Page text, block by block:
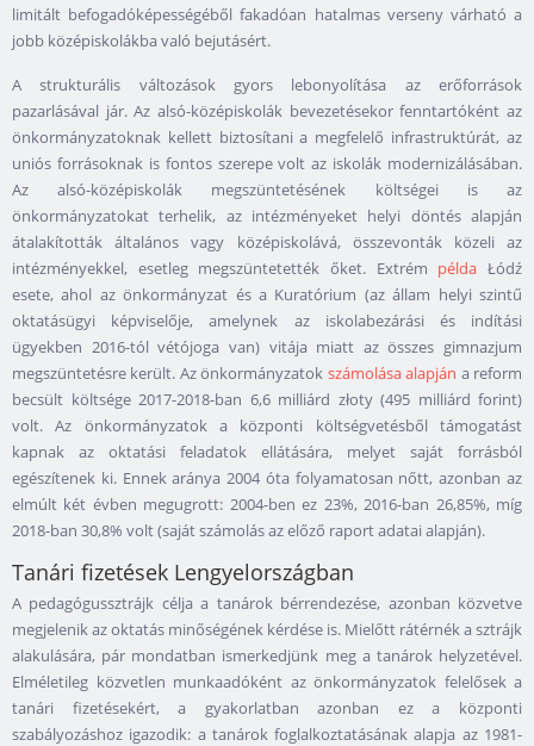
limitált befogadóképességéből fakadóan hatalmas verseny várható a
jobb középiskolákba való bejutásért.
A strukturális változások gyors lebonyolítása az erőforrások
pazarlásával jár. Az alsó-középiskolák bevezetésekor fenntartóként az
önkormányzatoknak kellett biztosítani a megfelelő infrastruktúrát, az
uniós forrásoknak is fontos szerepe volt az iskolák modernizálásában.
Az alsó-középiskolák megszüntetésének költségei is az
önkormányzatokat terhelik, az intézményeket helyi döntés alapján
átalakították általános vagy középiskolává, összevonták közeli az
intézményekkel, esetleg megszüntetették őket. Extrém példa Łódź
esete, ahol az önkormányzat és a Kuratórium (az állam helyi szintű
oktatásügyi képviselője, amelynek az iskolabezárási és indítási
ügyekben 2016-tól vétójoga van) vitája miatt az összes gimnazjum
megszüntetésre került. Az önkormányzatok számolása alapján a reform
becsült költsége 2017-2018-ban 6,6 milliárd złoty (495 milliárd forint)
volt. Az önkormányzatok a központi költségvetésből támogatást
kapnak az oktatási feladatok ellátására, melyet saját forrásból
egészítenek ki. Ennek aránya 2004 óta folyamatosan nőtt, azonban az
elmúlt két évben megugrott: 2004-ben ez 23%, 2016-ban 26,85%, míg
2018-ban 30,8% volt (saját számolás az előző raport adatai alapján).
Tanári fizetések Lengyelországban
A pedagógussztrájk célja a tanárok bérrendezése, azonban közvetve
megjelenik az oktatás minőségének kérdése is. Mielőtt rátérnék a sztrájk
alakulására, pár mondatban ismerkedjünk meg a tanárok helyzetével.
Elméletileg közvetlen munkaadóként az önkormányzatok felelősek a
tanári fizetésekért, a gyakorlatban azonban ez a központi
szabályozáshoz igazodik: a tanárok foglalkoztatásának alapja az 1981-